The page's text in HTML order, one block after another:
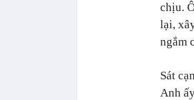
chịu.
lại,
ngắm
Sát
Anh